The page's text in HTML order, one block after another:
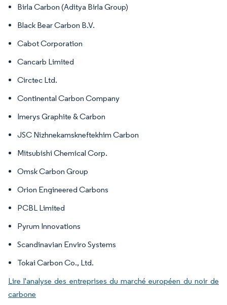
Birla Carbon (Aditya Birla Group)
Black Bear Carbon B.V.
Cabot Corporation
Cancarb Limited
Circtec Ltd.
Continental Carbon Company
Imerys Graphite & Carbon
JSC Nizhnekamskneftekhim Carbon
Mitsubishi Chemical Corp.
Omsk Carbon Group
Orion Engineered Carbons
PCBL Limited
Pyrum Innovations
Scandinavian Enviro Systems
Tokai Carbon Co., Ltd.
Lire l'analyse des entreprises du marché européen du noir de
carbone